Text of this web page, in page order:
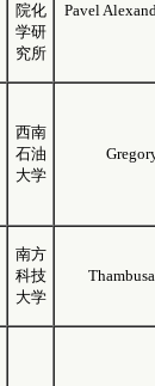
院化
学研
究所
Pavel
西南
石油
大学
南方
科技
大学